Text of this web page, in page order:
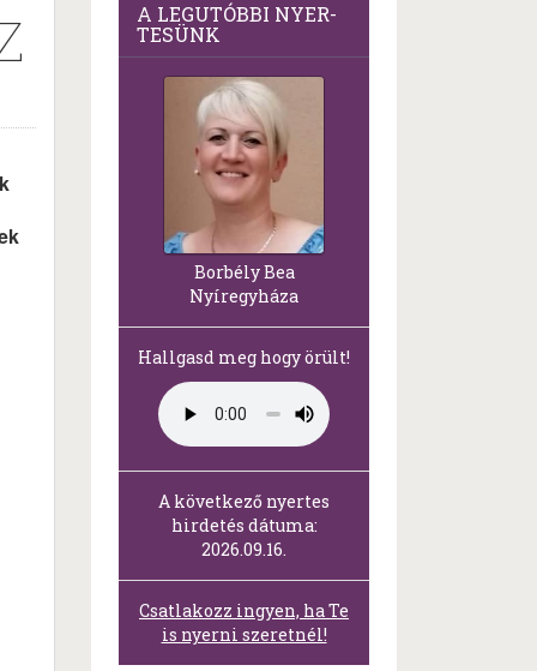
A LEG­U­TÓB­BI NYER­
TE­SÜNK
Borbély Bea
Nyíregyháza
Hallgasd meg hogy örült!
A következő nyertes
hirdetés dátuma:
2026.09.16.
Csatlakozz ingyen, ha Te
is nyerni szeretnél!